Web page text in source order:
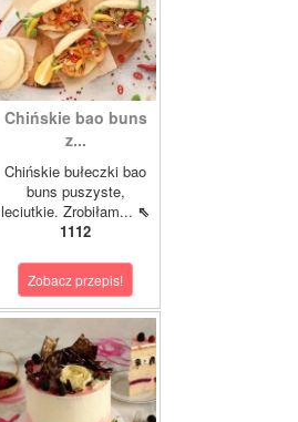
Chińskie bao buns
z...
Chińskie bułeczki bao
buns puszyste,
leciutkie. Zrobiłam... ⇖
1112
Zobacz przepis!